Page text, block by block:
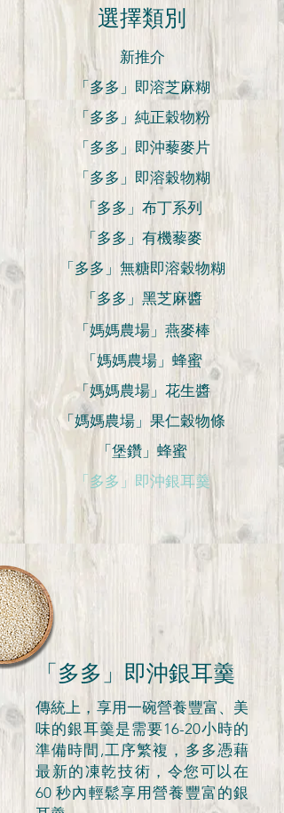
「多多」即沖銀耳羹
傳統上，享用一碗營養豐富、美
味的銀耳羹是需要16-20小時的
準備時間,工序繁複，多多憑藉
最新的凍乾技術，令您可以在
60 秒內輕鬆享用營養豐富的銀
選擇類別
新推介
「多多」即溶芝麻糊
「多多」純正穀物粉
「多多」即沖藜麥片
「多多」即溶穀物糊
「多多」布丁系列
「多多」有機藜麥
「多多」無糖即溶穀物糊
「多多」黑芝麻醬
「媽媽農場」燕麥棒
「媽媽農場」蜂蜜
「媽媽農場」花生醬
「媽媽農場」果仁穀物條
「堡鑽」蜂蜜
「多多」即沖銀耳羹